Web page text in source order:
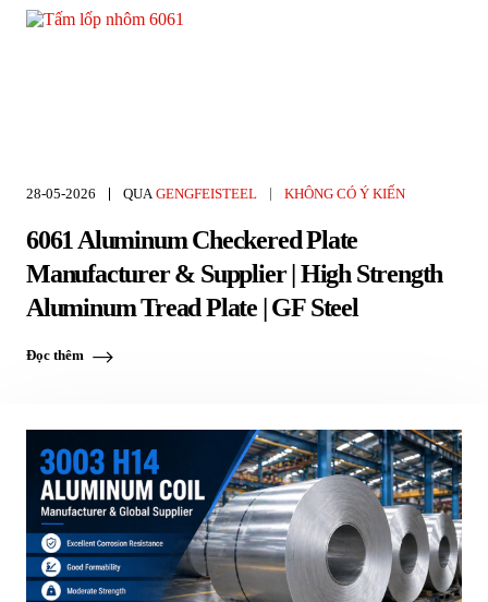
28-05-2026 QUA GENGFEISTEEL KHÔNG CÓ Ý KIẾN
6061 Aluminum Checkered Plate
Manufacturer & Supplier | High Strength
Aluminum Tread Plate | GF Steel
Đọc thêm